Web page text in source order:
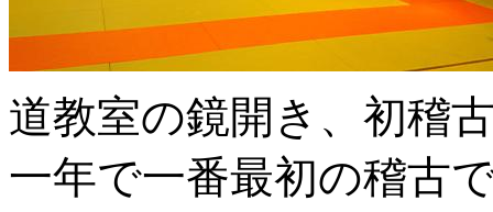
道教室の鏡開き、初稽
一年で一番最初の稽古